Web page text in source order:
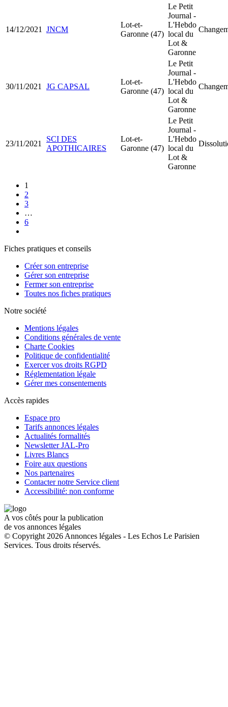
14/12/2021 JNCM
Lot-et-
Garonne (47)
Le Petit
Journal -
L'Hebdo
local du
Lot &
Garonne
30/11/2021 JG CAPSAL
Lot-et-
Garonne (47)
Le Petit
Journal -
L'Hebdo
local du
Lot &
Garonne
23/11/2021
SCI DES
APOTHICAIRES
Lot-et-
Garonne (47)
Le Petit
Journal -
L'Hebdo
local du
Lot &
Garonne
1
2
3
…
6
Fiches pratiques et conseils
Créer son entreprise
Gérer son entreprise
Fermer son entreprise
Toutes nos fiches pratiques
Notre société
Mentions légales
Conditions générales de vente
Charte Cookies
Politique de confidentialité
Exercer vos droits RGPD
Réglementation légale
Gérer mes consentements
Accès rapides
Espace pro
Tarifs annonces légales
Actualités formalités
Newsletter JAL-Pro
Livres Blancs
Foire aux questions
Nos partenaires
Contacter notre Service client
Accessibilité: non conforme
A vos côtés pour la publication
de vos annonces légales
© Copyright 2026 Annonces légales - Les Echos Le Parisien
Services. Tous droits réservés.